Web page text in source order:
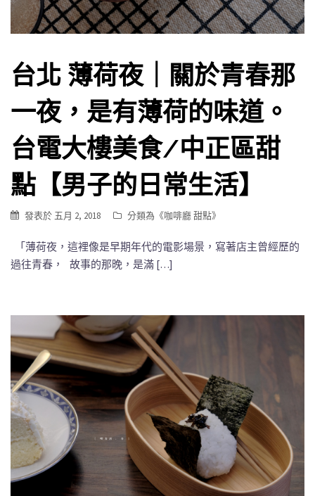
台北 薄荷夜｜關於青春那
一夜，是有薄荷的味道。
台電大樓美食/中正區甜
點【男子的日常生活】
發表於 五月 2, 2018 分類為《咖啡廳 甜點》
「薄荷夜，這裡像是早期年代的電影場景，寫著店主曾經歷的
過往青春， 故事的那晚，是滿 […]